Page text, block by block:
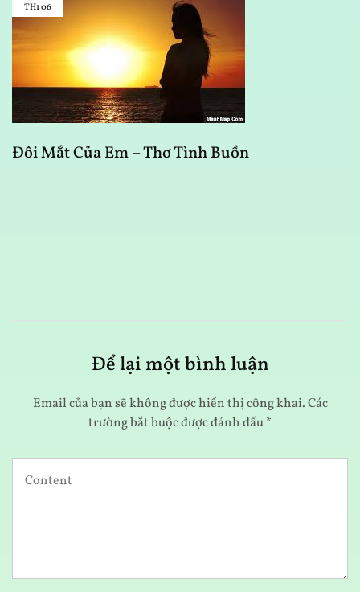
TH106
Đôi Mắt Của Em – Thơ Tình Buồn
Để lại một bình luận
Email của bạn sẽ không được hiển thị công khai.Các
trường bắt buộc được đánh dấu*